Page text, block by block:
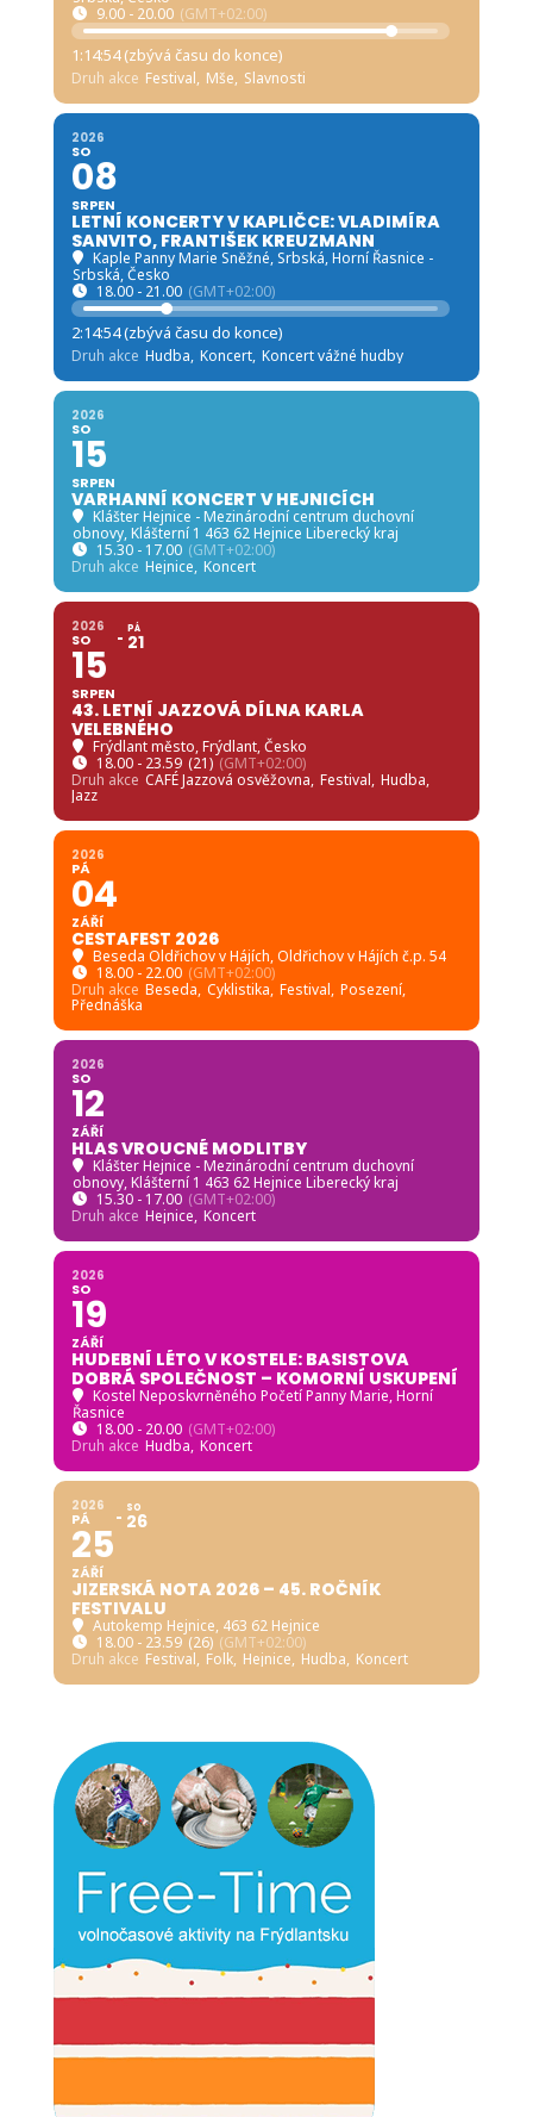
9.00 - 20.00 (GMT+02:00)
1:14:53 (zbývá času do konce)
Druh akce Festival, Mše, Slavnosti
2026
SO
08
SRPEN
LETNÍ KONCERTY V KAPLIČCE: VLADIMÍRA
SANVITO, FRANTIŠEK KREUZMANN
Kaple Panny Marie Sněžné, Srbská, Horní Řasnice -
Srbská, Česko
18.00 - 21.00 (GMT+02:00)
2:14:53 (zbývá času do konce)
Druh akce Hudba, Koncert, Koncert vážné hudby
2026
SO
15
SRPEN
VARHANNÍ KONCERT V HEJNICÍCH
Klášter Hejnice - Mezinárodní centrum duchovní
obnovy, Klášterní 1 463 62 Hejnice Liberecký kraj
15.30 - 17.00 (GMT+02:00)
Druh akce Hejnice, Koncert
2026
SO
15
SRPEN
PÁ
21
43. LETNÍ JAZZOVÁ DÍLNA KARLA
VELEBNÉHO
Frýdlant město, Frýdlant, Česko
18.00 - 23.59 (21) (GMT+02:00)
Druh akce CAFÉ Jazzová osvěžovna, Festival, Hudba,
Jazz
2026
PÁ
04
ZÁŘÍ
CESTAFEST 2026
Beseda Oldřichov v Hájích, Oldřichov v Hájích č.p. 54
18.00 - 22.00 (GMT+02:00)
Druh akce Beseda, Cyklistika, Festival, Posezení,
Přednáška
2026
SO
12
ZÁŘÍ
HLAS VROUCNÉ MODLITBY
Klášter Hejnice - Mezinárodní centrum duchovní
obnovy, Klášterní 1 463 62 Hejnice Liberecký kraj
15.30 - 17.00 (GMT+02:00)
Druh akce Hejnice, Koncert
2026
SO
19
ZÁŘÍ
HUDEBNÍ LÉTO V KOSTELE: BASISTOVA
DOBRÁ SPOLEČNOST – KOMORNÍ USKUPENÍ
Kostel Neposkvrněného Početí Panny Marie, Horní
Řasnice
18.00 - 20.00 (GMT+02:00)
Druh akce Hudba, Koncert
2026
PÁ
25
ZÁŘÍ
SO
26
JIZERSKÁ NOTA 2026 – 45. ROČNÍK
FESTIVALU
Autokemp Hejnice, 463 62 Hejnice
18.00 - 23.59 (26) (GMT+02:00)
Druh akce Festival, Folk, Hejnice, Hudba, Koncert